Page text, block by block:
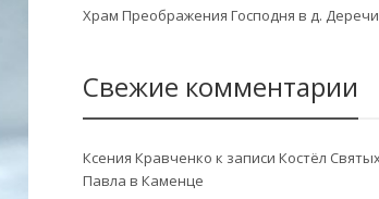
Храм Преображения Господня в д.
Свежие комментарии
Ксения Кравченко к записи Костёл
Павла в Каменце